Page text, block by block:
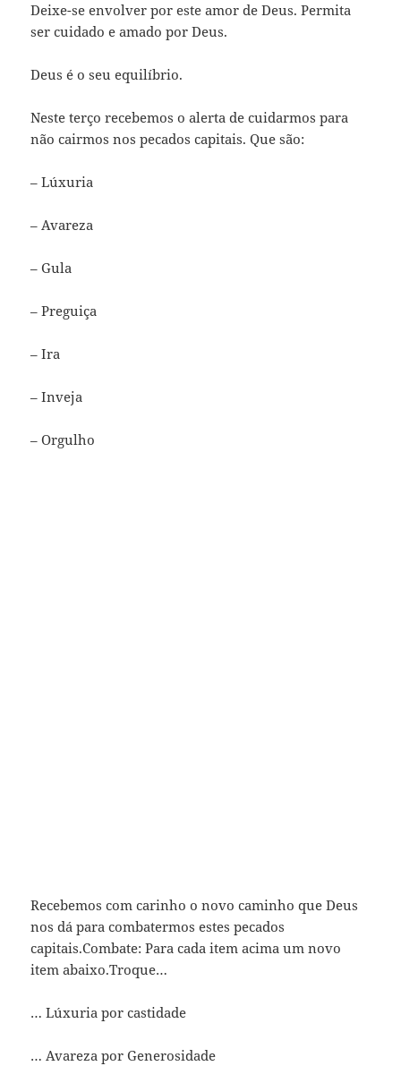
Deixe-se envolver por este amor de Deus. Permita
ser cuidado e amado por Deus.
Deus é o seu equilíbrio.
Neste terço recebemos o alerta de cuidarmos para
não cairmos nos pecados capitais. Que são:
– Lúxuria
– Avareza
– Gula
– Preguiça
– Ira
– Inveja
– Orgulho
Recebemos com carinho o novo caminho que Deus
nos dá para combatermos estes pecados
capitais.Combate: Para cada item acima um novo
item abaixo.Troque…
… Lúxuria por castidade
… Avareza por Generosidade